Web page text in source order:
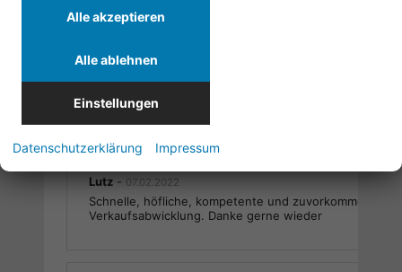
Blanke Rüdiger
Jederzeit gerne wieder.
Lutz - 07.02.2022
Schnelle, höfliche, kompetente und zuvorkommend
Verkaufsabwicklung. Danke gerne wieder
Alle akzeptieren
Alle ablehnen
Einstellungen
Datenschutzerklärung Impressum